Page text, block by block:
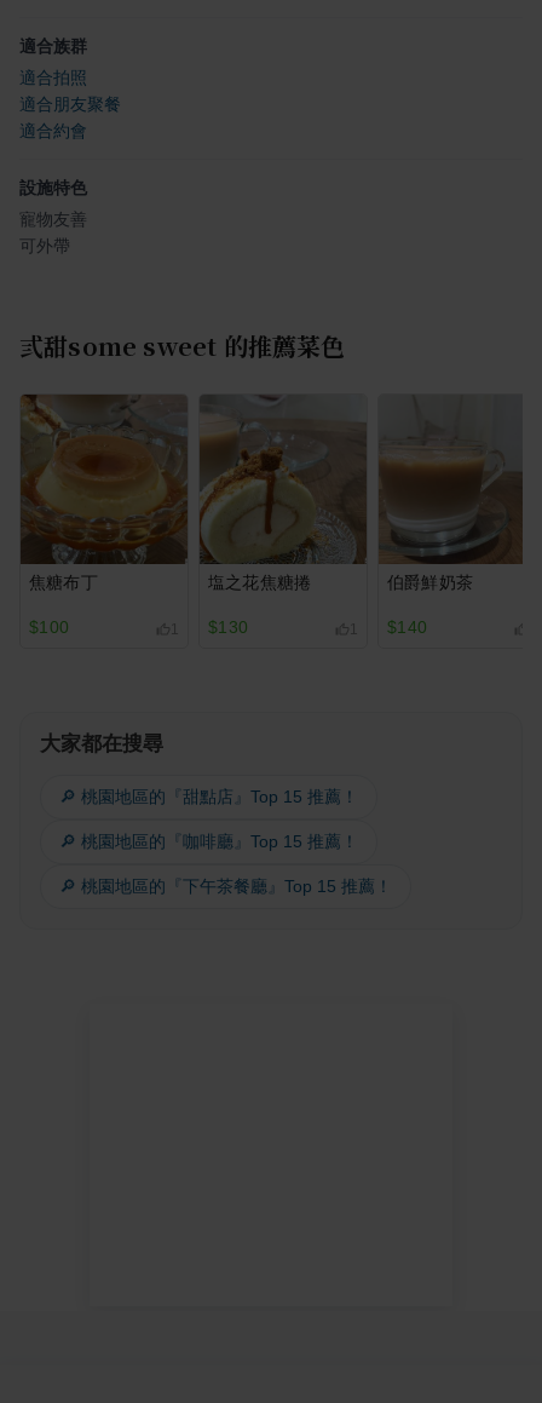
適合族群
適合拍照
適合朋友聚餐
適合約會
設施特色
寵物友善
可外帶
弎甜some sweet 的推薦菜色
焦糖布丁
$100 1
塩之花焦糖捲
$130 1
伯爵鮮奶茶
$140
大家都在搜尋
🔎 桃園地區的『甜點店』Top 15 推薦！
🔎 桃園地區的『咖啡廳』Top 15 推薦！
🔎 桃園地區的『下午茶餐廳』Top 15 推薦！